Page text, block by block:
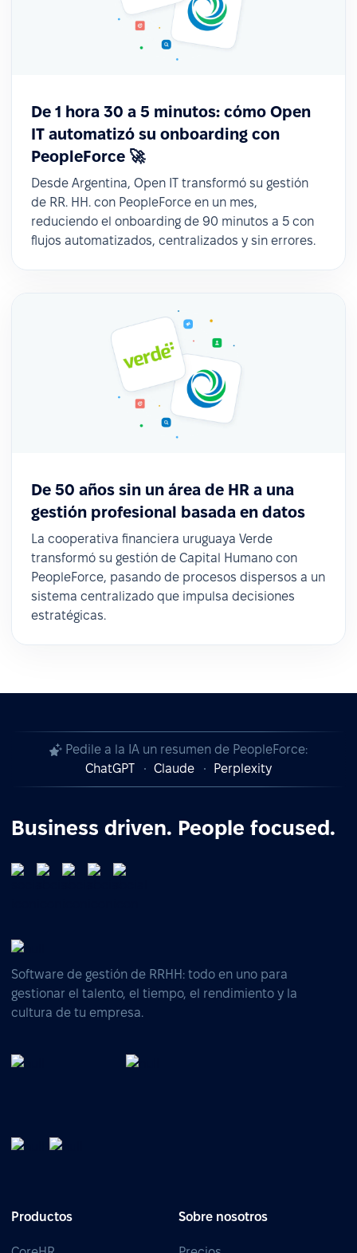
De 1 hora 30 a 5 minutos: cómo Open
IT automatizó su onboarding con
PeopleForce 🚀
Desde Argentina, Open IT transformó su gestión
de RR. HH. con PeopleForce en un mes,
reduciendo el onboarding de 90 minutos a 5 con
flujos automatizados, centralizados y sin errores.
De 50 años sin un área de HR a una
gestión profesional basada en datos
La cooperativa financiera uruguaya Verde
transformó su gestión de Capital Humano con
PeopleForce, pasando de procesos dispersos a un
sistema centralizado que impulsa decisiones
estratégicas.
Pedile a la IA un resumen de PeopleForce:
ChatGPT
Claude Perplexity
Business driven. People focused.
Software de gestión de RRHH: todo en uno para
gestionar el talento, el tiempo, el rendimiento y la
cultura de tu empresa.
Productos Sobre nosotros